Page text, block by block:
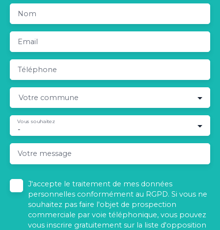
Nom
Email
Téléphone
Votre commune
-
Vous souhaitez
Votre message
J'accepte le traitement de mes données
personnelles conformément au RGPD. Si vous ne
souhaitez pas faire l'objet de prospection
commerciale par voie téléphonique, vous pouvez
vous inscrire gratuitement sur la liste d'opposition